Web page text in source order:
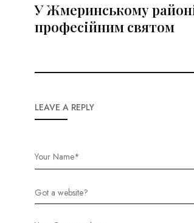
У Жмеринському
професійним святом
LEAVE A REPLY